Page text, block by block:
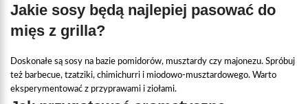
Jakie sosy będą najlepiej pasować do
mięs z grilla?
Doskonałe są sosy na bazie pomidorów, musztardy czy majonezu. Spróbuj
też barbecue, tzatziki, chimichurri i miodowo-musztardowego. Warto
eksperymentować z przyprawami i ziołami.